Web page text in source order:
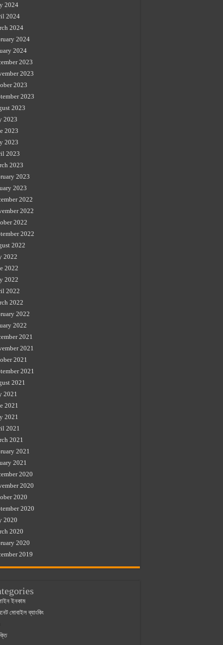
2024
2024
2024
2024
2024
2023
2023
2023
2023
2023
2023
2023
2023
2023
2023
2023
2023
2022
2022
2022
2022
2022
2022
2022
2022
2022
2022
2022
2022
2021
2021
2021
2021
2021
2021
2021
2021
2021
2021
2021
2021
2020
2020
2020
2020
2020
2020
2020
2019
ইনকাম
মোবাইল ব্যাংকিং